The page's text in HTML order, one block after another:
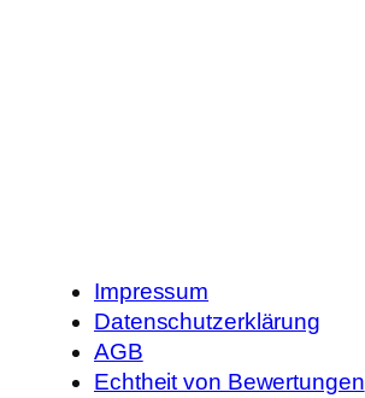
Impressum
Datenschutzerklärung
AGB
Echtheit von Bewertungen